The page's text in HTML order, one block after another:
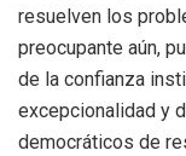
resuelven los
preocupante aún,
de la confianza
excepcionalidad y
democráticos de